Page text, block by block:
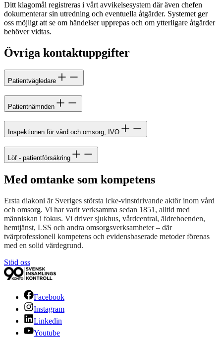
Ditt klagomål registreras i vårt avvikelsesystem där även chefen
dokumenterar sin utredning och eventuella åtgärder. Systemet ger
oss möjligt att se om händelser upprepas och om ytterligare åtgärder
behöver vidtas.
Övriga kontaktuppgifter
Patientvägledare
Patientnämnden
Inspektionen för vård och omsorg, IVO
Löf - patientförsäkring
Med omtanke som kompetens
Ersta diakoni är Sveriges största icke-vinstdrivande aktör inom vård
och omsorg. Vi har varit verksamma sedan 1851, alltid med
människan i fokus. Vi driver sjukhus, vårdcentral, äldreboenden,
hemtjänst, LSS och andra omsorgsverksamheter – där
tvärprofessionell kompetens och evidensbaserade metoder förenas
med en solid värdegrund.
Stöd oss
Facebook
Instagram
Linkedin
Youtube